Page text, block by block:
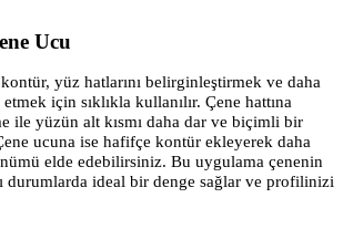
Ucu
kontür, yüz hatlarını belirginleştirmek ve daha
için sıklıkla kullanılır. Çene hattına
ile yüzün alt kısmı daha dar ve biçimli bir
ucuna ise hafifçe kontür ekleyerek daha
elde edebilirsiniz. Bu uygulama çenenin
durumlarda ideal bir denge sağlar ve profilinizi